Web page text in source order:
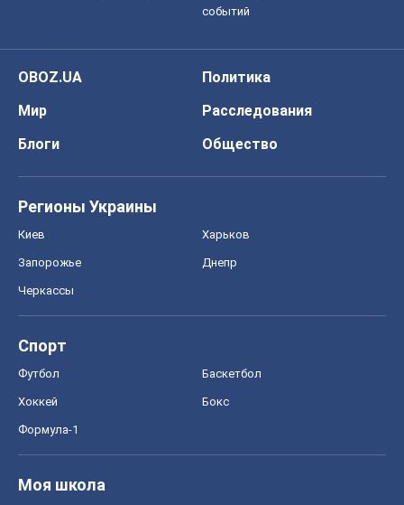
событий
OBOZ.UA
Политика
Мир
Расследования
Блоги
Общество
Регионы Украины
Киев Харьков
Запорожье Днепр
Черкассы
Спорт
Футбол Баскетбол
Хоккей Бокс
Формула-1
Моя школа